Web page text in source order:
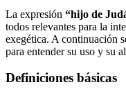
La expresión “hijo de
todos relevantes para la
exegética. A continuación
para entender su uso y su
Definiciones básicas